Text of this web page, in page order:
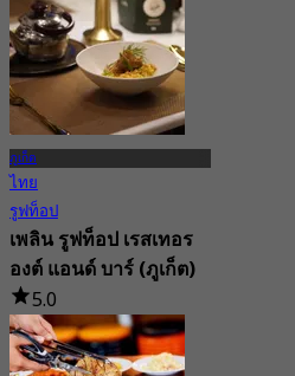
ภูเก็ต
ไทย
รูฟท็อป
เพลิน รูฟท็อป เรสเทอร
องต์ แอนด์ บาร์ (ภูเก็ต)
5.0
77 การจอง
จาก฿ 625